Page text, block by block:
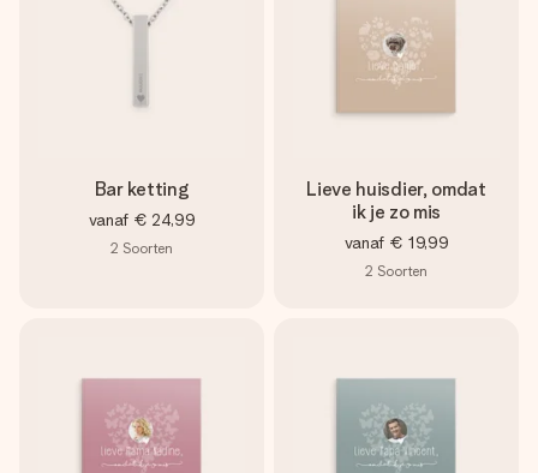
Bar ketting
vanaf € 24,99
2 Soorten
Lieve huisdier, omdat
ik je zo mis
vanaf € 19,99
2 Soorten